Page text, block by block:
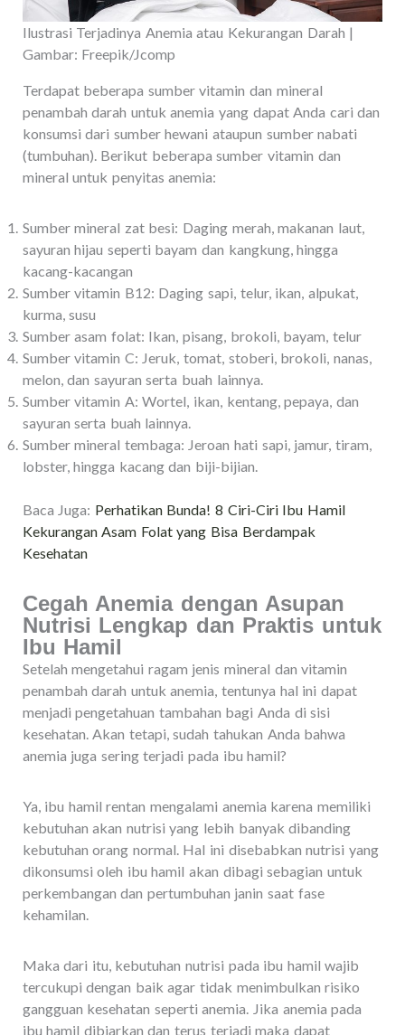
Ilustrasi Terjadinya Anemia atau Kekurangan Darah |
Gambar: Freepik/Jcomp
Terdapat beberapa sumber vitamin dan mineral
penambah darah untuk anemia yang dapat Anda cari dan
konsumsi dari sumber hewani ataupun sumber nabati
(tumbuhan). Berikut beberapa sumber vitamin dan
mineral untuk penyitas anemia:
Sumber mineral zat besi: Daging merah, makanan laut,
sayuran hijau seperti bayam dan kangkung, hingga
kacang-kacangan
Sumber vitamin B12: Daging sapi, telur, ikan, alpukat,
kurma, susu
Sumber asam folat: Ikan, pisang, brokoli, bayam, telur
Sumber vitamin C: Jeruk, tomat, stoberi, brokoli, nanas,
melon, dan sayuran serta buah lainnya.
Sumber vitamin A: Wortel, ikan, kentang, pepaya, dan
sayuran serta buah lainnya.
Sumber mineral tembaga: Jeroan hati sapi, jamur, tiram,
lobster, hingga kacang dan biji-bijian.
Baca Juga: Perhatikan Bunda! 8 Ciri-Ciri Ibu Hamil
Kekurangan Asam Folat yang Bisa Berdampak
Kesehatan
Cegah Anemia dengan Asupan
Nutrisi Lengkap dan Praktis untuk
Ibu Hamil
Setelah mengetahui ragam jenis mineral dan vitamin
penambah darah untuk anemia, tentunya hal ini dapat
menjadi pengetahuan tambahan bagi Anda di sisi
kesehatan. Akan tetapi, sudah tahukan Anda bahwa
anemia juga sering terjadi pada ibu hamil?
Ya, ibu hamil rentan mengalami anemia karena memiliki
kebutuhan akan nutrisi yang lebih banyak dibanding
kebutuhan orang normal. Hal ini disebabkan nutrisi yang
dikonsumsi oleh ibu hamil akan dibagi sebagian untuk
perkembangan dan pertumbuhan janin saat fase
kehamilan.
Maka dari itu, kebutuhan nutrisi pada ibu hamil wajib
tercukupi dengan baik agar tidak menimbulkan risiko
gangguan kesehatan seperti anemia. Jika anemia pada
ibu hamil dibiarkan dan terus terjadi maka dapat